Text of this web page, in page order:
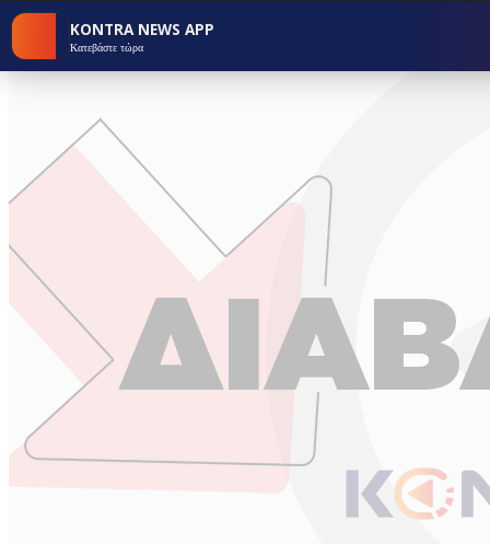
KONTRA NEWS APP
Κατεβάστε τώρα